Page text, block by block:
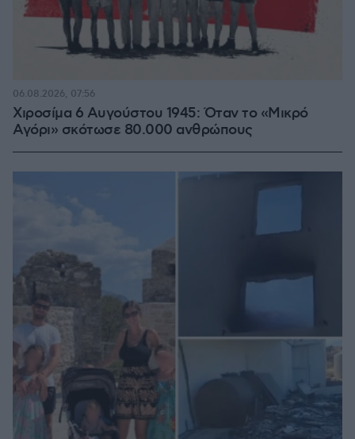
Χιροσίμα 6 Αυγούστου 1945: Όταν το «Μικρό
Αγόρι» σκότωσε 80.000 ανθρώπους
06.08.2026, 07:56